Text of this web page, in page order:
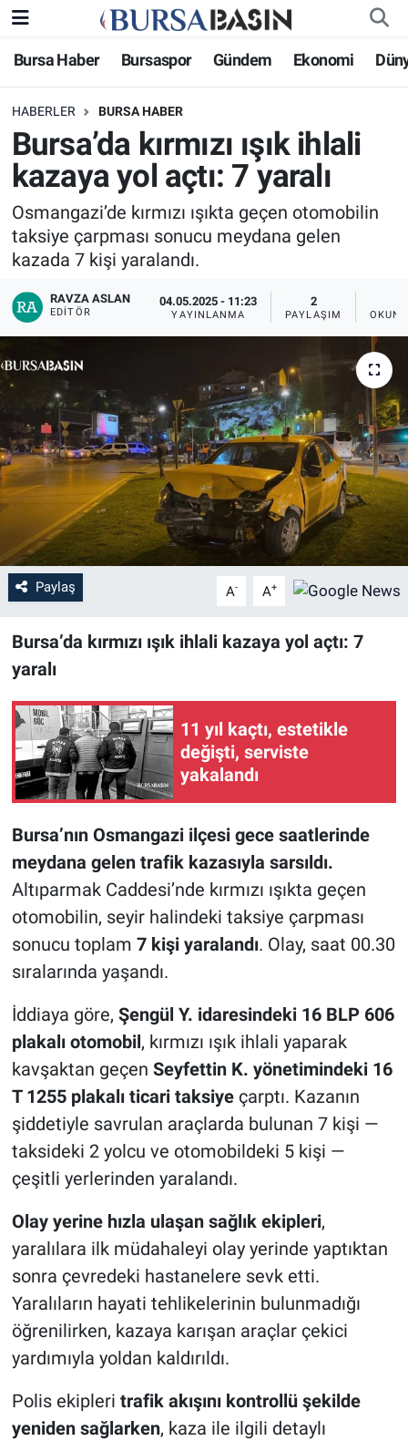
Bursa Haber Bursaspor Gündem Ekonomi
HABERLER BURSA HABER
Bursa’da kırmızı ışık ihlali
kazaya yol açtı: 7 yaralı
Osmangazi’de kırmızı ışıkta geçen otomobilin
taksiye çarpması sonucu meydana gelen
kazada 7 kişi yaralandı.
RAVZA ASLAN
EDITÖR
04.05.2025 - 11:23
YAYINLANMA
2
PAYLAŞIM
Paylaş A- A+
Bursa’da kırmızı ışık ihlali kazaya yol açtı: 7
yaralı
11 yıl kaçtı, estetikle
değişti, serviste
yakalandı
Bursa’nın Osmangazi ilçesi gece saatlerinde
meydana gelen trafik kazasıyla sarsıldı.
Altıparmak Caddesi’nde kırmızı ışıkta geçen
otomobilin, seyir halindeki taksiye çarpması
sonucu toplam 7 kişi yaralandı. Olay, saat 00.30
sıralarında yaşandı.
İddiaya göre, Şengül Y. idaresindeki 16 BLP 606
plakalı otomobil, kırmızı ışık ihlali yaparak
kavşaktan geçen Seyfettin K. yönetimindeki 16
T 1255 plakalı ticari taksiyeçarptı. Kazanın
şiddetiyle savrulan araçlarda bulunan 7 kişi —
taksideki 2 yolcu ve otomobildeki 5 kişi —
çeşitli yerlerinden yaralandı.
Olay yerine hızla ulaşan sağlık ekipleri,
yaralılara ilk müdahaleyi olay yerinde yaptıktan
sonra çevredeki hastanelere sevk etti.
Yaralıların hayati tehlikelerinin bulunmadığı
öğrenilirken, kazaya karışan araçlar çekici
yardımıyla yoldan kaldırıldı.
Polis ekipleri trafik akışını kontrollü şekilde
yeniden sağlarken, kaza ile ilgili detaylı
Bursa Haber
Genel
Bilim, Teknoloji
KÜLTÜR-SANAT
Yerel
Gündem
Sağlık
Eğitim
Ekonomi
Dünya
Magazin
Siyaset
Yaşam
Nöbetçi Eczaneler
Bursa Nöbetçi Eczaneler
Bursa Hava Durumu
Bursa Namaz Vakitleri
Bursa Trafik Yoğunluk Haritası
Süper Lig Puan Durumu ve Fikstür
Tüm Manşetler
Haber Arşivi